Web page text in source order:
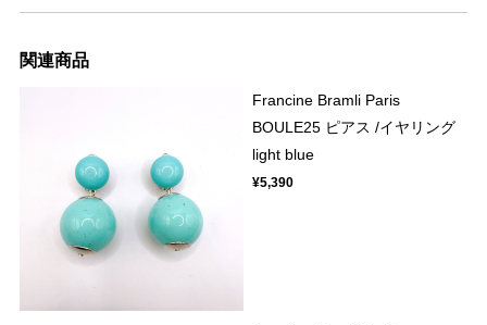
関連商品
Francine Bramli Paris
BOULE25 ピアス /イヤリング
light blue
¥5,390